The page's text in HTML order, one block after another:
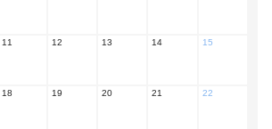
11 12 13 14 15
18 19 20 21 22